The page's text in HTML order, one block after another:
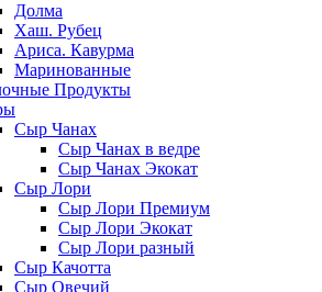
Долма
Хаш. Рубец
Ариса. Кавурма
Маринованные
Продукты
Сыр Чанах
Сыр Чанах в ведре
Сыр Чанах Экокат
Сыр Лори
Сыр Лори Премиум
Сыр Лори Экокат
Сыр Лори разный
Сыр Качотта
Сыр Овечий